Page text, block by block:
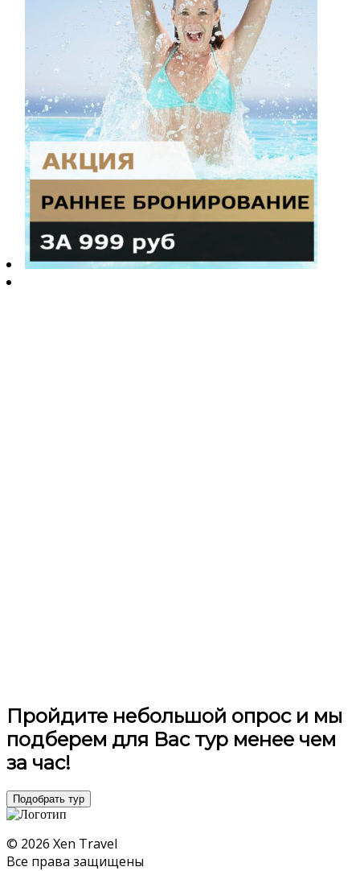
Пройдите небольшой опрос и мы
подберем для Вас тур менее чем
за час!
Подобрать тур
© 2026 Xen Travel
Все права защищены